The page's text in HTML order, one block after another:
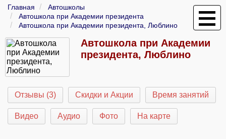
Главная
Автошколы
Автошкола при Академии президента
Автошкола при Академии президента, Люблино
Автошкола при Академии
президента, Люблино
Отзывы (3) Скидки и Акции Время занятий
Видео Аудио Фото На карте